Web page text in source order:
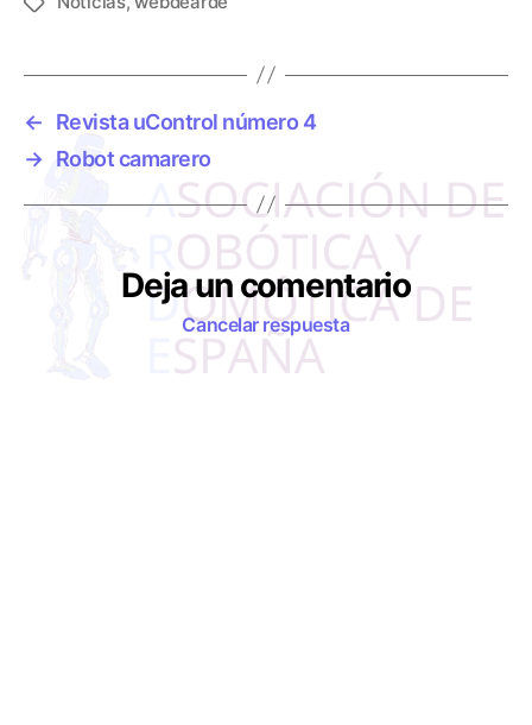
q
e
t
s
←
Revista uControl número 4
→ Robot camarero
Deja un comentario
Cancelar respuesta